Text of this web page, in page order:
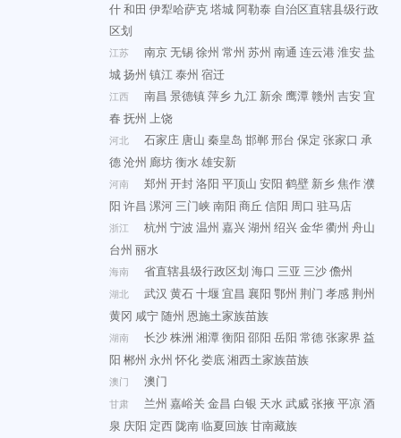
什和田 伊犁哈萨克塔城阿勒泰 自治区直辖县级行政
区划
江苏 南京无锡徐州 常州 苏州 南通 连云港淮安盐
城扬州 镇江泰州 宿迁
江西 南昌 景德镇萍乡 九江 新余鹰潭赣州 吉安宜
春 抚州 上饶
河北 石家庄 唐山 秦皇岛 邯郸邢台 保定 张家口 承
德沧州 廊坊衡水雄安新
河南 郑州 开封洛阳 平顶山 安阳 鹤壁 新乡焦作濮
阳 许昌 漯河三门峡南阳 商丘 信阳 周口 驻马店
浙江 杭州 宁波 温州 嘉兴湖州 绍兴金华衢州 舟山
台州 丽水
海南 省直辖县级行政区划 海口 三亚 三沙儋州
湖北 武汉 黄石十堰 宜昌 襄阳 鄂州 荆门 孝感荆州
黄冈 咸宁随州 恩施土家族苗族
湖南 长沙株洲 湘潭衡阳 邵阳 岳阳 常德张家界 益
阳 郴州 永州 怀化娄底湘西土家族苗族
澳门 澳门
甘肃 兰州 嘉峪关 金昌 白银 天水武威张掖平凉酒
泉 庆阳 定西陇南临夏回族甘南藏族